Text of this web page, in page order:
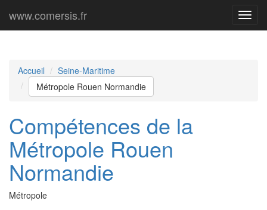
Menu
www.comersis.fr
Accueil
Seine-Maritime
Métropole Rouen Normandie
Compétences de la
Métropole Rouen
Normandie
Métropole